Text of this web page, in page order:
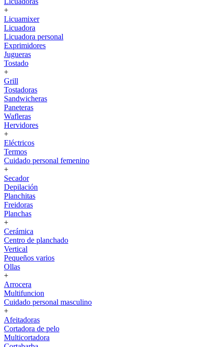
+
Licuamixer
Licuadora
Licuadora personal
Exprimidores
Jugueras
Tostado
+
Grill
Tostadoras
Sandwicheras
Paneteras
Wafleras
Hervidores
+
Eléctricos
Termos
Cuidado personal femenino
+
Secador
Depilación
Planchitas
Freidoras
Planchas
+
Cerámica
Centro de planchado
Vertical
Pequeños varios
Ollas
+
Arrocera
Multifuncion
Cuidado personal masculino
+
Afeitadoras
Cortadora de pelo
Multicortadora